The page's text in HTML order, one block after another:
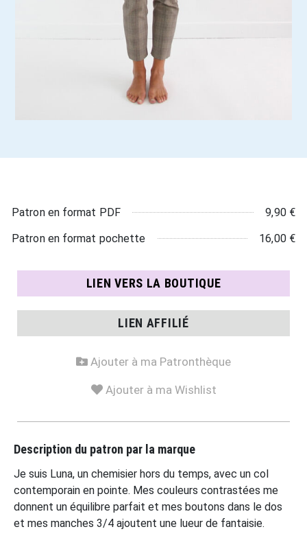
Patron en format PDF 9,90 €
Patron en format pochette 16,00 €
LIEN VERS LA BOUTIQUE
LIEN AFFILIÉ
Ajouter à ma Patronthèque
Ajouter à ma Wishlist
Description du patron par la marque
Je suis Luna, un chemisier hors du temps, avec un col
contemporain en pointe. Mes couleurs contrastées me
donnent un équilibre parfait et mes boutons dans le dos
et mes manches 3/4 ajoutent une lueur de fantaisie.